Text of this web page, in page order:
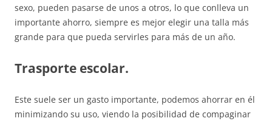
sexo, pueden pasarse de unos a otros, lo que conlleva un
importante ahorro, siempre es mejor elegir una talla más
grande para que pueda servirles para más de un año.
Trasporte escolar.
Este suele ser un gasto importante, podemos ahorrar en él
minimizando su uso, viendo la posibilidad de compaginar